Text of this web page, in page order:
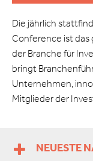
Die jährlich
Conference ist das
der Branche für
bringt
Unternehmen,
Mitglieder der
NEUESTE